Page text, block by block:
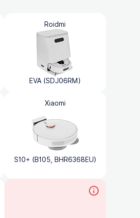
Roidmi
EVA (SDJ06RM)
Xiaomi
S10+ (B105, BHR6368EU)